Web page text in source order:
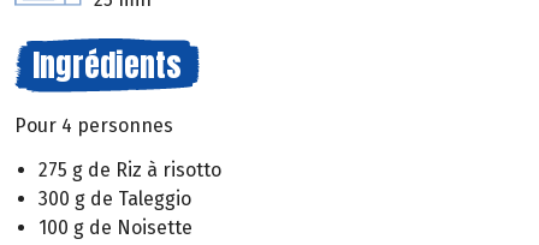
Ingrédients
Pour 4 personnes
275 g de Riz à risotto
300 g de Taleggio
100 g de Noisette